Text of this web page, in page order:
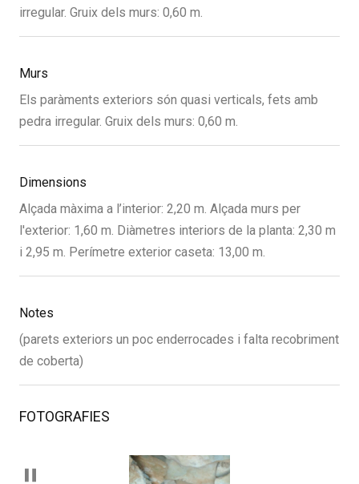
irregular. Gruix dels murs: 0,60 m.
Murs
Els paràments exteriors són quasi verticals, fets amb
pedra irregular. Gruix dels murs: 0,60 m.
Dimensions
Alçada màxima a l’interior: 2,20 m. Alçada murs per
l'exterior: 1,60 m. Diàmetres interiors de la planta: 2,30 m
i 2,95 m. Perímetre exterior caseta: 13,00 m.
Notes
(parets exteriors un poc enderrocades i falta recobriment
de coberta)
FOTOGRAFIES